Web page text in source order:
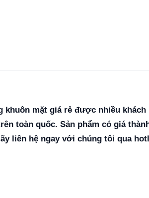
khuôn mặt giá rẻ được nhiều khách
toàn quốc. Sản phẩm có giá
liên hệ ngay với chúng tôi qua